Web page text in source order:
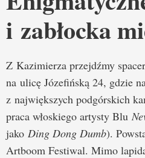
i zabłocka
Z Kazimierza przejdźmy
na ulicę Józefińską 24, gdzie
z największych podgórskich
praca włoskiego artysty Blu
jako Ding Dong Dumb).
Artboom Festiwal. Mimo